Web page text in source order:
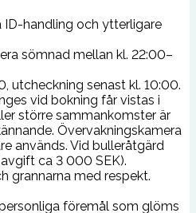
ID-handling och ytterligare
sömnad mellan kl. 22:00–
utcheckning senast kl. 10:00.
vid bokning får vistas i
större sammankomster är
Övervakningskamera
används. Vid bulleråtgärd
ca 3 000 SEK).
grannarna med respekt.
föremål som glöms